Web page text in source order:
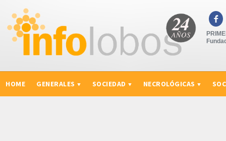

HOME GENERALES SOCIEDAD NECROLÓGICAS